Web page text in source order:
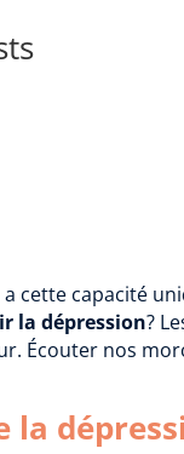
cette capacité
la dépression?
Écouter nos
la